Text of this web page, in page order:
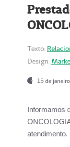
Texto:
Design:
15 de
Informamos
atendimento.